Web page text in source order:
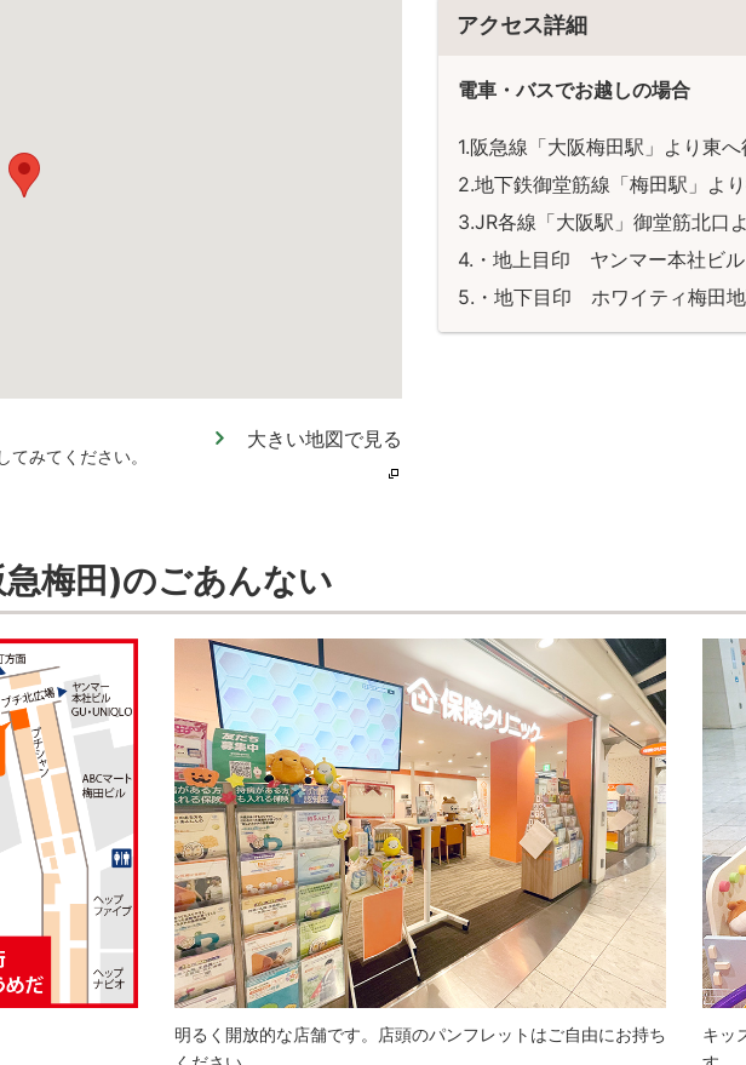
大きい地図で見る
みてください。
アクセス詳細
電車・バスでお越しの場合
阪急線「大阪梅田駅」より東
地下鉄御堂筋線「梅田駅」よ
JR各線「大阪駅」御堂筋北口
・地上目印 ヤンマー本社ビ
・地下目印 ホワイティ梅田
梅田)のごあんない
明るく開放的な店舗です。店頭のパンフレットはご自由にお持ち
キッ